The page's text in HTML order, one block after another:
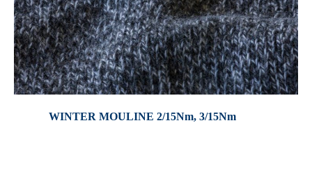
WINTER MOULINE 2/15Nm, 3/15Nm